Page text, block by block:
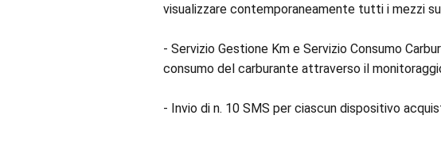
visualizzare contemporaneamente tutti i mezzi
- Servizio Gestione Km e Servizio Consumo
consumo del carburante attraverso il
- Invio di n. 10 SMS per ciascun dispositivo